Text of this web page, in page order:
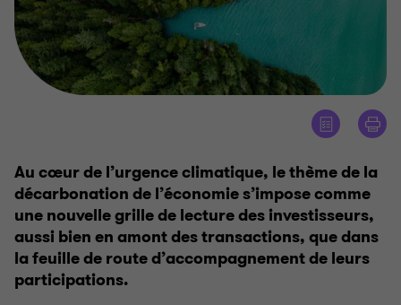
Au cœur de l’urgence climatique, le thème de la
décarbonation de l’économie s’impose comme
une nouvelle grille de lecture des investisseurs,
aussi bien en amont des transactions, que dans
la feuille de route d’accompagnement de leurs
participations.